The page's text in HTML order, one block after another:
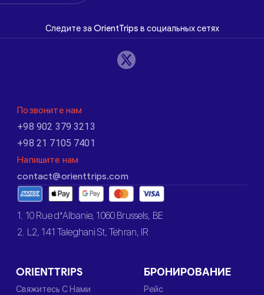
Следите за OrientTrips в социальных сетях
Позвоните нам
+98 902 379 3213
+98 21 7105 7401
Напишите нам
contact@orienttrips.com
1. 10 Rue d’Albanie, 1060 Brussels, BE
2. L2, 141 Taleghani St, Tehran, IR
ORIENTTRIPS
Свяжитесь С Нами
БРОНИРОВАНИЕ
Рейс